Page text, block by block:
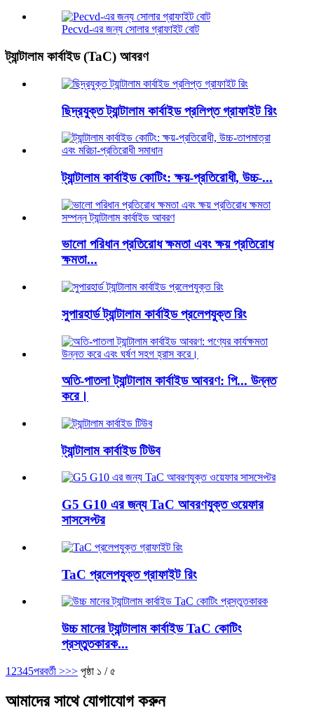
Pecvd-এর জন্য সোলার গ্রাফাইট বোট
ট্যান্টালাম কার্বাইড (TaC) আবরণ
ছিদ্রযুক্ত ট্যান্টালাম কার্বাইড প্রলিপ্ত গ্রাফাইট রিং
ট্যান্টালাম কার্বাইড কোটিং: ক্ষয়-প্রতিরোধী, উচ্চ-...
ভালো পরিধান প্রতিরোধ ক্ষমতা এবং ক্ষয় প্রতিরোধ
ক্ষমতা...
সুপারহার্ড ট্যান্টালাম কার্বাইড প্রলেপযুক্ত রিং
অতি-পাতলা ট্যান্টালাম কার্বাইড আবরণ: পি... উন্নত
করে।
ট্যান্টালাম কার্বাইড টিউব
G5 G10 এর জন্য TaC আবরণযুক্ত ওয়েফার
সাসসেপ্টর
TaC প্রলেপযুক্ত গ্রাফাইট রিং
উচ্চ মানের ট্যান্টালাম কার্বাইড TaC কোটিং
প্রস্তুতকারক...
1 2345পরবর্তী >>> পৃষ্ঠা ১ / ৫
আমাদের সাথে যোগাযোগ করুন